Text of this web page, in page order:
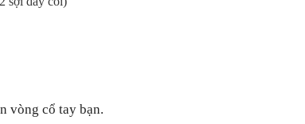
vòng cổ tay bạn.